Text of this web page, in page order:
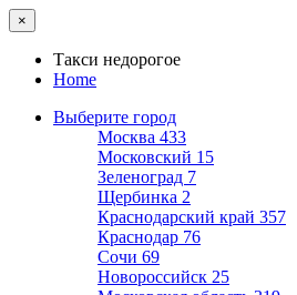
×
Такси недорогое
Home
Выберите город
Москва 433
Московский 15
Зеленоград 7
Щербинка 2
Краснодарский край 357
Краснодар 76
Сочи 69
Новороссийск 25